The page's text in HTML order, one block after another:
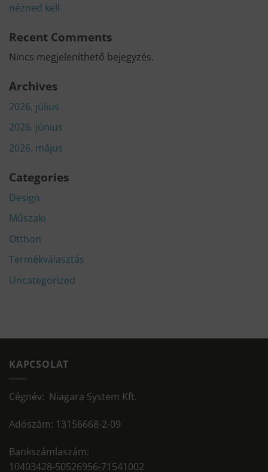
nézned kell
Recent Comments
Nincs megjeleníthető bejegyzés.
Archives
2026. július
2026. június
2026. május
Categories
Design
Műszaki
Otthon
Termékválasztás
Uncategorized
KAPCSOLAT
Cégnév: Niagara System Kft.
Adószám: 13156668-2-09
Bankszámlaszám:
10403428-50526956-71541002